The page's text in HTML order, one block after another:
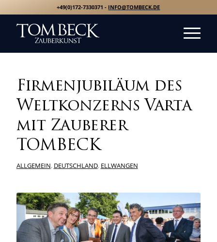
+49(0)172-7330371 - INFO@TOMBECK.DE
Firmenjubiläum des
Weltkonzerns Varta
mit Zauberer
TOMBECK
ALLGEMEIN, DEUTSCHLAND, ELLWANGEN